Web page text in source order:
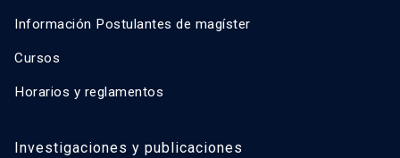
Información Postulantes de magíster
Cursos
Horarios y reglamentos
Investigaciones y publicaciones